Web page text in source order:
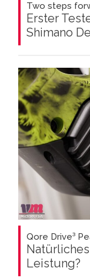
Two steps
Erster
Shimano
Qore Drive³
Leistung?